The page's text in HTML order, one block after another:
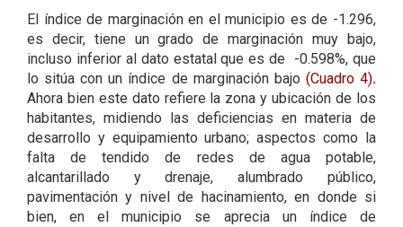
El índice de marginación en el municipio es de -1.296,
es decir, tiene un grado de marginación muy bajo,
incluso inferior al dato estatal que es de -0.598%, que
lo sitúa con un índice de marginación bajo (Cuadro 4).
Ahora bien este dato refiere la zona y ubicación de los
habitantes, midiendo las deficiencias en materia de
desarrollo y equipamiento urbano; aspectos como la
falta de tendido de redes de agua potable,
alcantarillado y drenaje, alumbrado público,
pavimentación y nivel de hacinamiento, en donde si
bien, en el municipio se aprecia un índice de